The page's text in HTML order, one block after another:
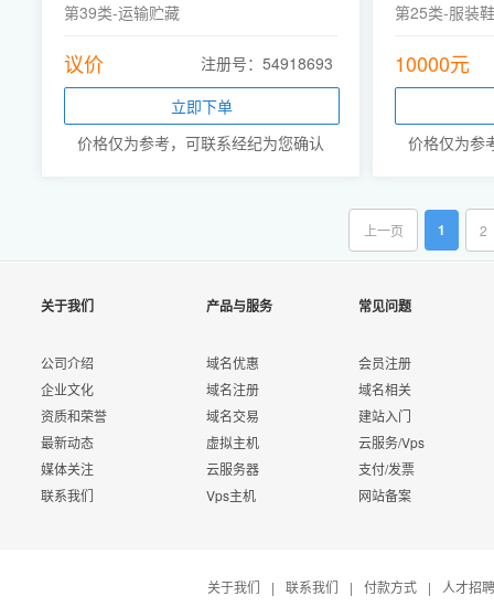
第39类-运输贮藏
议价
注册号：54918693
立即下单
价格仅为参考，可联系经纪为您确认
第25类-服装
10000元
价格仅为参
上一页 1 2
关于我们
公司介绍
企业文化
资质和荣誉
最新动态
媒体关注
联系我们
产品与服务
域名优惠
域名注册
域名交易
虚拟主机
云服务器
Vps主机
常见问题
会员注册
域名相关
建站入门
云服务/Vps
支付/发票
网站备案
关于我们 | 联系我们 | 付款方式 |
人才招聘